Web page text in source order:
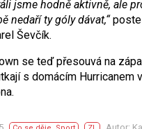
jsme hodně aktivně, ale
nedaří ty góly dávat,“
Ševčík.
se teď přesouvá na
s domácím Hurricanem